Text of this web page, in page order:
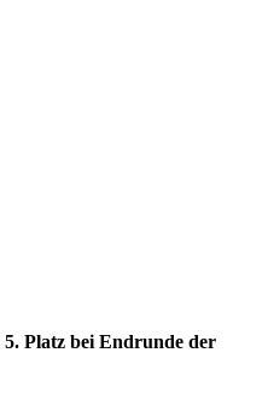
Platz bei Endrunde der